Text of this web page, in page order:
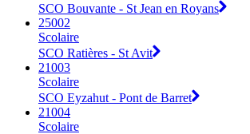
SCO Bouvante - St Jean en Royans
25002
Scolaire
SCO Ratières - St Avit
21003
Scolaire
SCO Eyzahut - Pont de Barret
21004
Scolaire